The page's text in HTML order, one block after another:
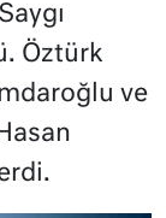
Öztürk
ve